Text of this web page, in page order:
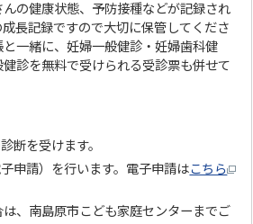
の健康状態、予防接種などが記録され
長記録ですので大切に保管してくださ
一緒に、妊婦一般健診・妊婦歯科健
診を無料で受けられる受診票も併せて
断を受けます。
申請）を行います。電子申請はこちら
、南島原市こども家庭センターまでご